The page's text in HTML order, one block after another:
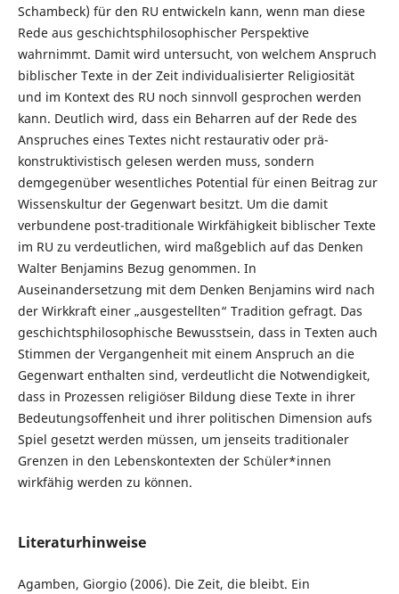
Schambeck) für den RU entwickeln kann, wenn man diese
Rede aus geschichtsphilosophischer Perspektive
wahrnimmt. Damit wird untersucht, von welchem Anspruch
biblischer Texte in der Zeit individuali­sierter Religiosität
und im Kontext des RU noch sinnvoll gesprochen werden
kann. Deutlich wird, dass ein Beharren auf der Rede des
Anspruches eines Textes nicht restaurativ oder prä-
konstruktivistisch gelesen werden muss, son­dern
demgegenüber wesentliches Potential für einen Beitrag zur
Wissenskultur der Gegenwart besitzt. Um die damit
verbundene post-traditionale Wirkfähigkeit biblischer Texte
im RU zu verdeutlichen, wird maßgeblich auf das Denken
Walter Benjamins Bezug genommen. In
Auseinandersetzung mit dem Denken Benjamins wird nach
der Wirkkraft einer „ausgestellten“ Tradition gefragt. Das
geschichtsphilosophische Bewusstsein, dass in Texten auch
Stimmen der Vergangenheit mit einem Anspruch an die
Gegenwart enthalten sind, verdeutlicht die Notwendig­keit,
dass in Prozessen religiöser Bildung diese Texte in ihrer
Bedeutungsoffenheit und ihrer politischen Dimension aufs
Spiel gesetzt werden müssen, um jenseits traditionaler
Grenzen in den Lebenskontexten der Schüler*innen
wirkfähig werden zu können.
Literaturhinweise
Agamben, Giorgio (2006). Die Zeit, die bleibt. Ein